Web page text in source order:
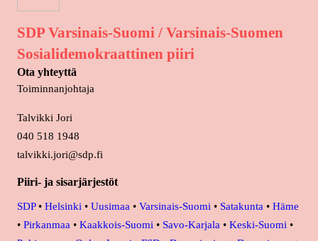
SDP Varsinais-Suomi / Varsinais-Suomen
Sosialidemokraattinen piiri
Ota yhteyttä
Toiminnanjohtaja
Talvikki Jori
040 518 1948
talvikki.jori@sdp.fi
Piiri- ja sisarjärjestöt
SDP• Helsinki • Uusimaa • Varsinais-Suomi • Satakunta • Häme
• Pirkanmaa • Kaakkois-Suomi • Savo-Karjala • Keski-Suomi •